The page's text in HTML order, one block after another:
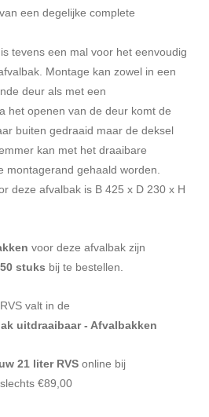
een degelijke complete
tevens een mal voor het eenvoudig
Montage kan zowel in een
deur als met een
het openen van de deur komt de
buiten gedraaid maar de deksel
kan met het draaibare
montagerand gehaald worden.
deze afvalbak is B 425 x D 230 x H
voor deze afvalbak zijn
stuks bij te bestellen.
valt in de
uitdraaibaar - Afvalbakken
21 liter RVS online bij
€89,00